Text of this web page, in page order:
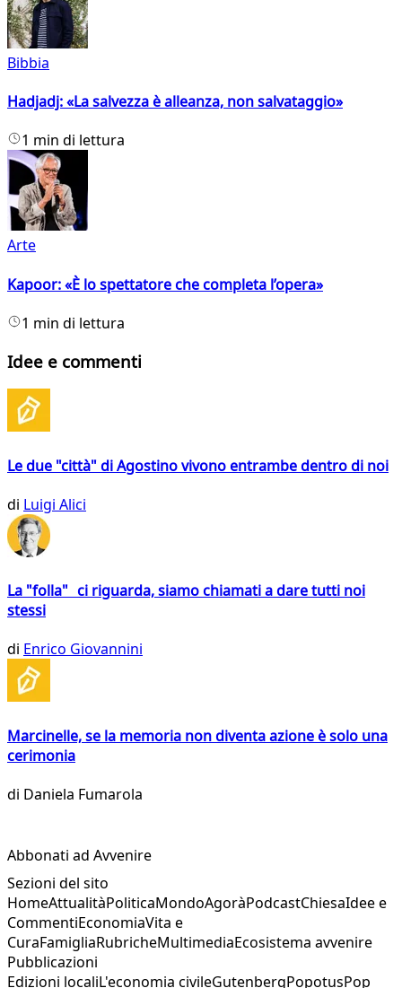
Bibbia
Hadjadj: «La salvezza è alleanza, non salvataggio»
1 min di lettura
Arte
Kapoor: «È lo spettatore che completa l’opera»
1 min di lettura
Idee e commenti
Le due "città" di Agostino vivono entrambe dentro di noi
di Luigi Alici
La "folla" ci riguarda, siamo chiamati a dare tutti noi
stessi
di Enrico Giovannini
Marcinelle, se la memoria non diventa azione è solo una
cerimonia
di Daniela Fumarola
Abbonati ad Avvenire
Sezioni del sito
HomeAttualitàPoliticaMondoAgoràPodcastChiesaIdee e
CommentiEconomiaVita e
CuraFamigliaRubricheMultimediaEcosistema avvenire
Pubblicazioni
Edizioni localiL'economia civileGutenbergPopotusPop